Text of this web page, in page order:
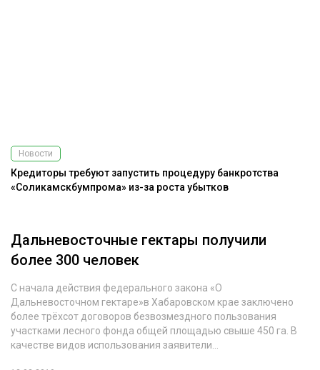
Дальневосточные гектары получили
более 300 человек
С начала действия федерального закона «О
Дальневосточном гектаре»в Хабаровском крае заключено
более трёхсот договоров безвозмездного пользования
участками лесного фонда общей площадью свыше 450 га. В
качестве видов использования заявители...
Новости
Кредиторы требуют запустить процедуру банкротства
«Соликамскбумпрома» из-за роста убытков